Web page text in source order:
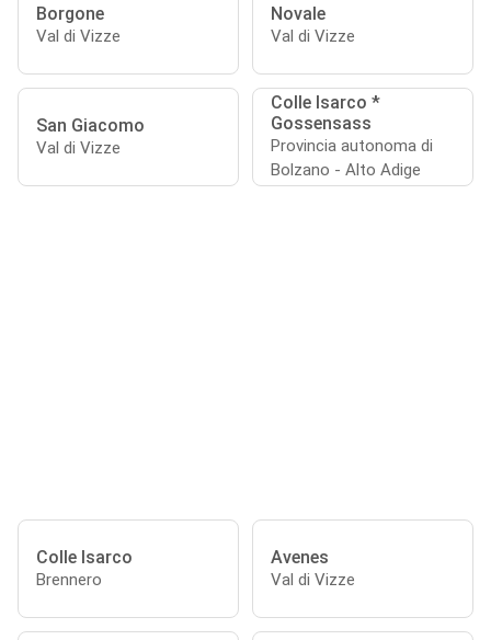
Borgone
Val di Vizze
Novale
Val di Vizze
San Giacomo
Val di Vizze
Colle Isarco *
Gossensass
Provincia autonoma di
Bolzano - Alto Adige
Colle Isarco
Brennero
Avenes
Val di Vizze